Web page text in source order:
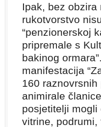
Ipak, bez
rukotvorstvo
“penzionerskoj
pripremale s
bakinog
manifestacija
160
animirale
posjetitelji
vitrine,